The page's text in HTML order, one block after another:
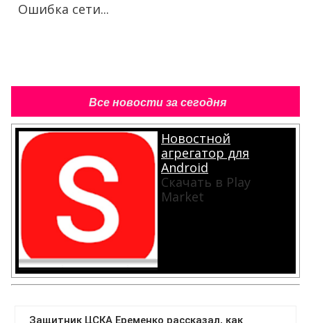
Ошибка сети...
Все новости за сегодня
Новостной
агрегатор для
Android
Скачать в Play
Market